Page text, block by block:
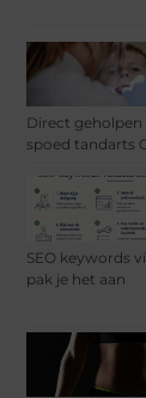
Direct geholpen
spoed tandarts
SEO keywords
pak je het aan